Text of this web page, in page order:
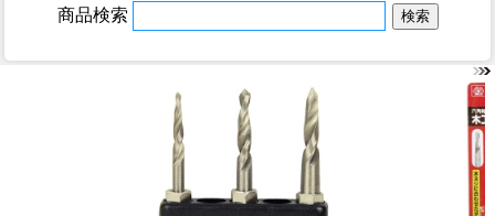
商品検索